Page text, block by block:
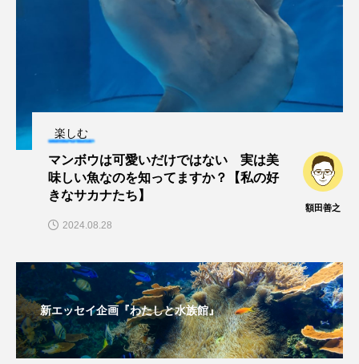
幼体 幼生
幼魚水族館 広島もとまち水族館
微生物 採集 撮影 擬態 文化
旅行 日本固有種 旬 書籍
未利用魚
桂浜水族館 梅雨 棘皮動物
横浜開運水族館 正月 歴史
死滅回遊魚 水 水族館 水族館人
楽しむ
マンボウは可愛いだけではない 実は美
味しい魚なのを知ってますか？【私の好
きなサカナたち】
額田善之
2024.08.28
新エッセイ企画『わたしと水族館』